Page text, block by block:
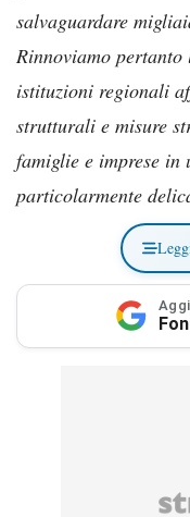
salvaguardare
Rinnoviamo
istituzioni regionali
strutturali e misure
famiglie e imprese in
particolarmente